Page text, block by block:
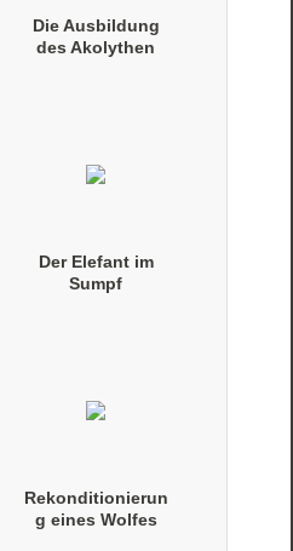
Die Ausbildung
des Akolythen
Der Elefant im
Sumpf
Rekonditionierun
g eines Wolfes